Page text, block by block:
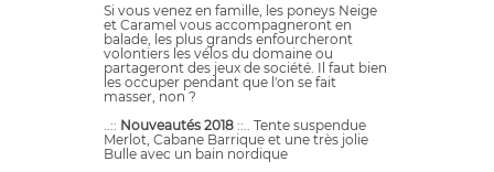
Si vous venez en famille, les poneys Neige
et Caramel vous accompagneront en
balade, les plus grands enfourcheront
volontiers les vélos du domaine ou
partageront des jeux de société. Il faut bien
les occuper pendant que l'on se fait
masser, non ?
..:: Nouveautés 2018 ::.. Tente suspendue
Merlot, Cabane Barrique et une très jolie
Bulle avec un bain nordique